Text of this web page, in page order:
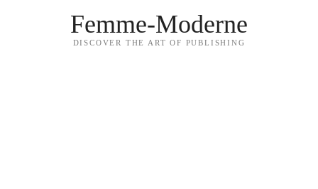
Femme-Moderne
DISCOVER THE ART OF PUBLISHING